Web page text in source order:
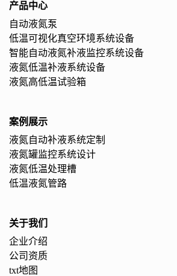
产品中心
自动液氮泵
低温可视化真空环境系统设备
智能自动液氮补液监控系统设备
液氮低温补液系统设备
液氮高低温试验箱
案例展示
液氮自动补液系统定制
液氮罐监控系统设计
液氮低温处理槽
低温液氮管路
关于我们
企业介绍
公司资质
txt地图